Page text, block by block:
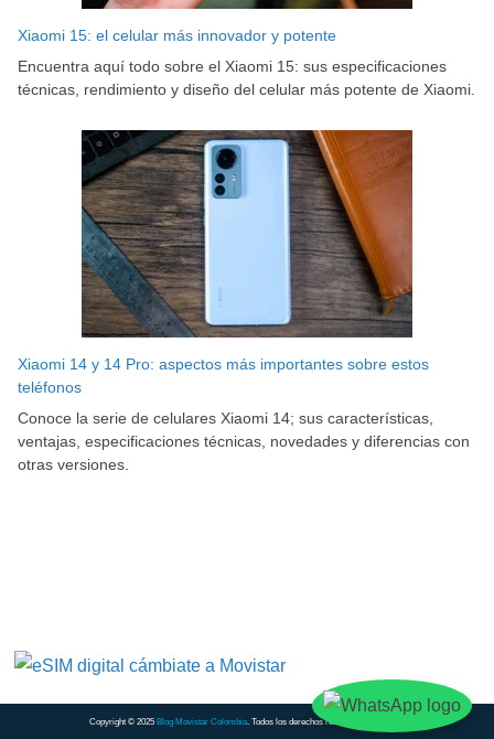
Xiaomi 15: el celular más innovador y potente
Encuentra aquí todo sobre el Xiaomi 15: sus especificaciones
técnicas, rendimiento y diseño del celular más potente de Xiaomi.
Xiaomi 14 y 14 Pro: aspectos más importantes sobre estos
teléfonos
Conoce la serie de celulares Xiaomi 14; sus características,
ventajas, especificaciones técnicas, novedades y diferencias con
otras versiones.
Copyright © 2025 Blog Movistar Colombia. Todos los derechos reservados.